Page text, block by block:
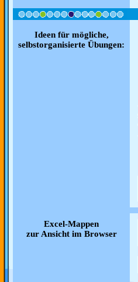
Ideen für mögliche,
selbstorganisierte Übungen:
Excel-Mappen
zur Ansicht im Browser